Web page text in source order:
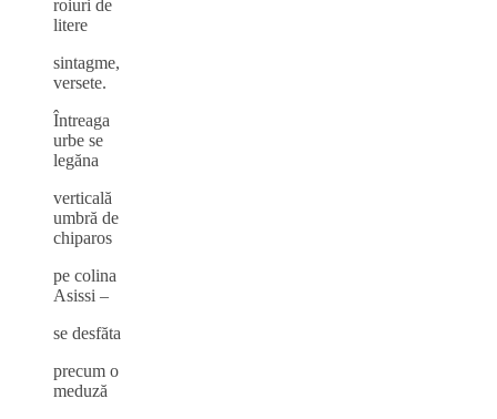
roiuri de
litere
sintagme,
versete.
Întreaga
urbe se
legăna
verticală
umbră de
chiparos
pe colina
Asissi –
se desfăta
precum o
meduză